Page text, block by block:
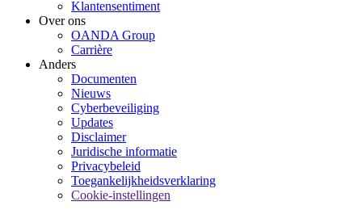
Klantensentiment
Over ons
OANDA Group
Carrière
Anders
Documenten
Nieuws
Cyberbeveiliging
Updates
Disclaimer
Juridische informatie
Privacybeleid
Toegankelijkheidsverklaring
Cookie-instellingen